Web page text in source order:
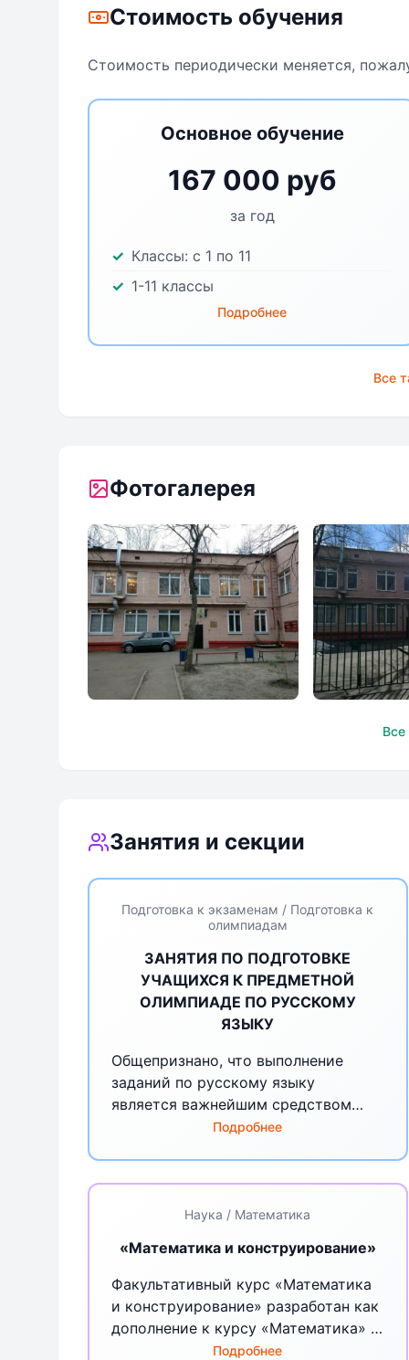
Стоимость обучения
Стоимость периодически меняется,
Основное обучение
167 000 руб
за год
Классы: с 1 по 11
1-11 классы
Подробнее
Все
Фотогалерея
Все
Занятия и секции
Подготовка к экзаменам / Подготовка к
олимпиадам
ЗАНЯТИЯ ПО ПОДГОТОВКЕ
УЧАЩИХСЯ К ПРЕДМЕТНОЙ
ОЛИМПИАДЕ ПО РУССКОМУ
ЯЗЫКУ
Общепризнано, что выполнение
заданий по русскому языку
является важнейшим средством
формирования у школьников
учащихся в процессе изучения
их личностного развития.
Эффективное использование
лингвистических заданий в
процессе обучения в значительной
мере определяет не только
Подробнее
Наука / Математика
«Математика и конструирование»
Факультативный курс «Математика
и конструирование» разработан как
дополнение к курсу «Математика» в
начальной школе. Курс призван
Подробнее